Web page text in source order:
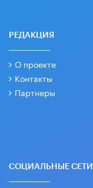
РЕДАКЦИЯ
О проекте
Контакты
Партнеры
СОЦИАЛЬНЫЕ СЕТИ